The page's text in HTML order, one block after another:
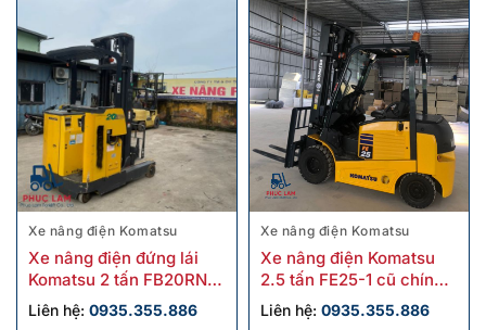
Xe nâng điện Komatsu
Xe nâng điện đứng lái
Komatsu 2 tấn FB20RN-4
cũ
Liên hệ: 0935.355.886
Xe nâng điện Komatsu
Xe nâng điện Komatsu
2.5 tấn FE25-1 cũ chính
hãng giá tốt
Liên hệ: 0935.355.886